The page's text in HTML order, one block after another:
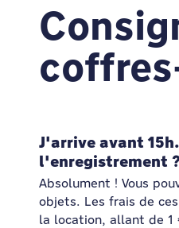
J'arrive avant
l'enregistrement
Absolument ! Vous
objets. Les frais de
la location, allant de 1